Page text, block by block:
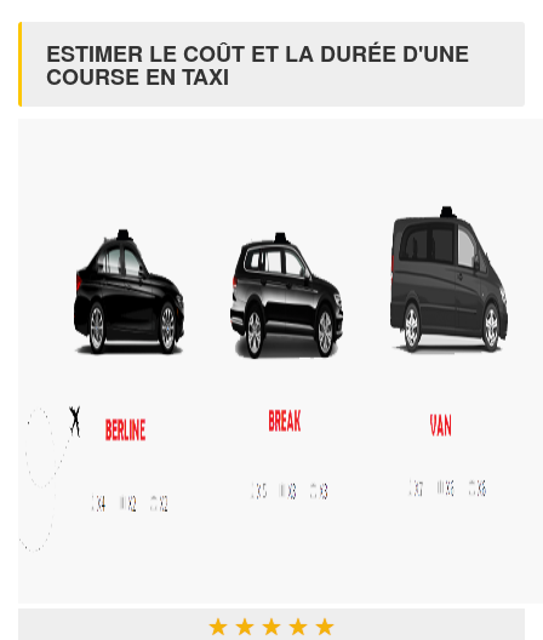
ESTIMER LE COÛT ET LA DURÉE D'UNE
COURSE EN TAXI
★ ★ ★ ★ ★